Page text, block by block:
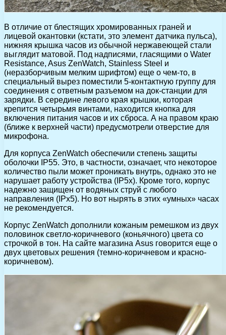
В отличие от блестящих хромированных граней и
лицевой окантовки (кстати, это элемент датчика пульса),
нижняя крышка часов из обычной нержавеющей стали
выглядит матовой. Под надписями, гласящими о Water
Resistance, Asus ZenWatch, Stainless Steel и
(неразборчивым мелким шрифтом) еще о чем-то, в
специальный вырез поместили 5-контактную группу для
соединения с ответным разъемом на док-станции для
зарядки. В середине левого края крышки, которая
крепится четырьмя винтами, находится кнопка для
включения питания часов и их сброса. А на правом краю
(ближе к верхней части) предусмотрели отверстие для
микрофона.
Для корпуса ZenWatch обеспечили степень защиты
оболочки IP55. Это, в частности, означает, что некоторое
количество пыли может проникать внутрь, однако это не
нарушает работу устройства (IP5x). Кроме того, корпус
надежно защищен от водяных струй с любого
направления (IPx5). Но вот нырять в этих «умных» часах
не рекомендуется.
Корпус ZenWatch дополнили кожаным ремешком из двух
половинок светло-коричневого (коньячного) цвета со
строчкой в тон. На сайте магазина Asus говорится еще о
двух цветовых решения (темно-коричневом и красно-
коричневом).